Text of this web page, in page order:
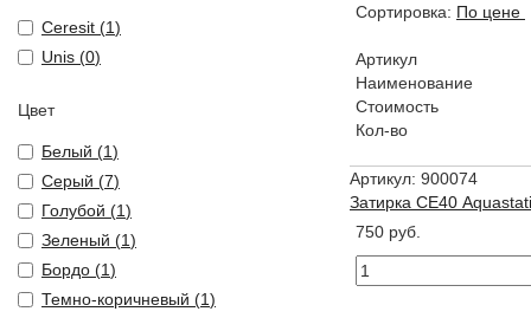
Ceresit (1)
Unis (0)
Цвет
Белый (1)
Серый (7)
Голубой (1)
Зеленый (1)
Бордо (1)
Темно-коричневый (1)
Сортировка: По цене
Артикул
Наименование
Стоимость
Кол-во
Артикул: 900074
Затирка СЕ40
750 руб.